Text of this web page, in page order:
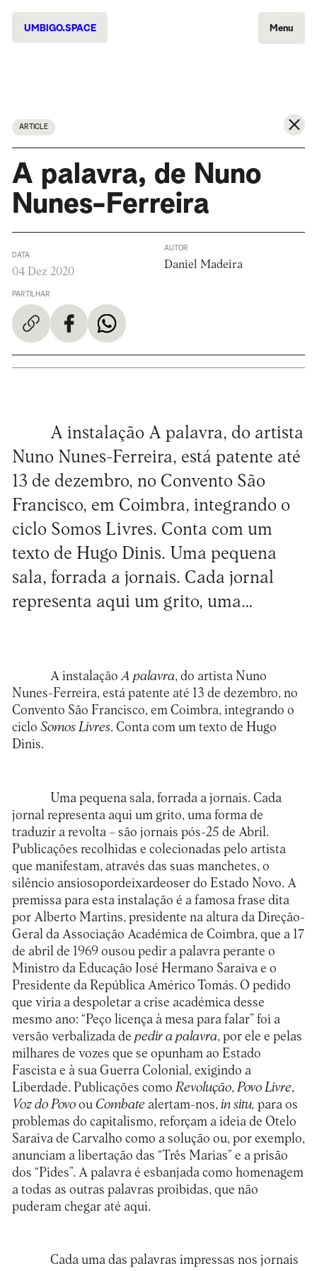
UMBIGO.SPACE Menu
ARTICLE
A palavra, de Nuno
Nunes-Ferreira
DATA
04 Dez 2020
PARTILHAR
AUTOR
Daniel Madeira
A instalação A palavra, do artista
Nuno Nunes-Ferreira, está patente até
13 de dezembro, no Convento São
Francisco, em Coimbra, integrando o
ciclo Somos Livres. Conta com um
texto de Hugo Dinis. Uma pequena
sala, forrada a jornais. Cada jornal
representa aqui um grito, uma…
A instalaçãoA palavra, do artista Nuno
Nunes-Ferreira, está patente até 13 de dezembro, no
Convento São Francisco, em Coimbra, integrando o
ciclo Somos Livres. Conta com um texto de Hugo
Dinis.
Uma pequena sala, forrada a jornais. Cada
jornal representa aqui um grito, uma forma de
traduzir a revolta – são jornais pós-25 de Abril.
Publicações recolhidas e colecionadas pelo artista
que manifestam, através das suas manchetes, o
silêncio ansiosopordeixardeoser do Estado Novo. A
premissa para esta instalação é a famosa frase dita
por Alberto Martins, presidente na altura da Direção-
Geral da Associação Académica de Coimbra, que a 17
de abril de 1969 ousou pedir a palavra perante o
Ministro da Educação José Hermano Saraiva e o
Presidente da República Américo Tomás. O pedido
que viria a despoletar a crise académica desse
mesmo ano: “Peço licença à mesa para falar” foi a
versão verbalizada de pedir a palavra, por ele e pelas
milhares de vozes que se opunham ao Estado
Fascista e à sua Guerra Colonial, exigindo a
Liberdade. Publicações como Revolução, Povo Livre,
Voz do Povoou Combate alertam-nos, in situ, para os
problemas do capitalismo, reforçam a ideia de Otelo
Saraiva de Carvalho como a solução ou, por exemplo,
anunciam a libertação das “Três Marias” e a prisão
dos “Pides”. A palavra é esbanjada como homenagem
a todas as outras palavras proibidas, que não
puderam chegar até aqui.
Cada uma das palavras impressas nos jornais